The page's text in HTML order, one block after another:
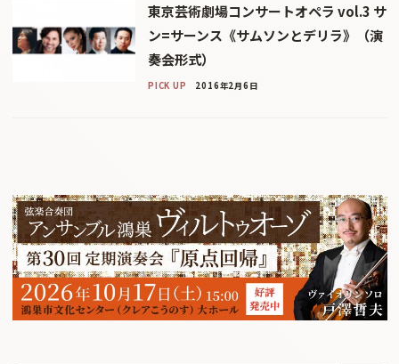
東京芸術劇場コンサートオペラ vol.3 サ
ン=サーンス《サムソンとデリラ》（演
奏会形式）
PICK UP 2016年2月6日